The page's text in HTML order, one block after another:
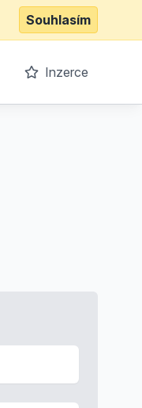
Souhlasím
Inzerce